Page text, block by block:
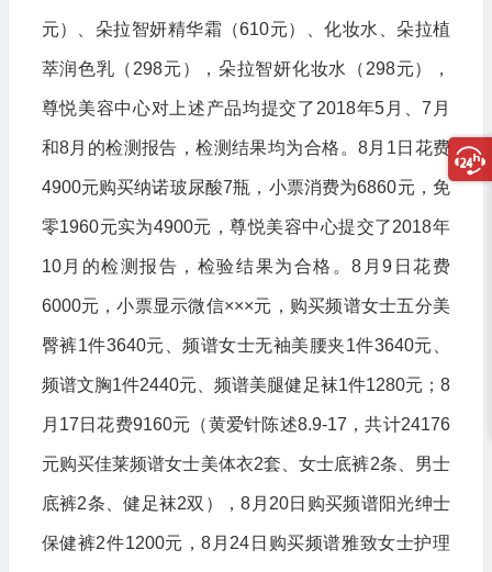
元）、朵拉智妍精华霜（610元）、化妆水、朵拉植
萃润色乳（298元），朵拉智妍化妆水（298元），
尊悦美容中心对上述产品均提交了2018年5月、7月
和8月的检测报告，检测结果均为合格。8月1日花费
4900元购买纳诺玻尿酸7瓶，小票消费为6860元，免
零1960元实为4900元，尊悦美容中心提交了2018年
10月的检测报告，检验结果为合格。8月9日花费
6000元，小票显示微信×××元，购买频谱女士五分美
臀裤1件3640元、频谱女士无袖美腰夹1件3640元、
频谱文胸1件2440元、频谱美腿健足袜1件1280元；8
月17日花费9160元（黄爱针陈述8.9-17，共计24176
元购买佳莱频谱女士美体衣2套、女士底裤2条、男士
底裤2条、健足袜2双），8月20日购买频谱阳光绅士
保健裤2件1200元，8月24日购买频谱雅致女士护理